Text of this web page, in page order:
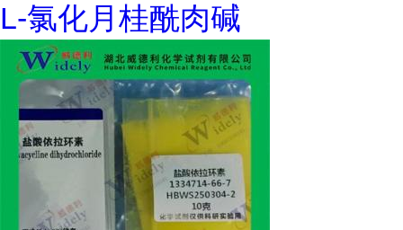
L-氯化月桂酰肉碱